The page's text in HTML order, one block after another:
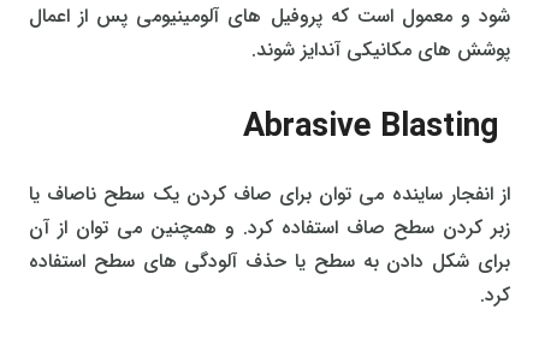
شود و معمول است که پروفیل های آلومینیومی پس از اعمال
پوشش های مکانیکی آندایز شوند.
Abrasive Blasting
از انفجار ساینده می توان برای صاف کردن یک سطح ناصاف یا
زبر کردن سطح صاف استفاده کرد. و همچنین می توان از آن
برای شکل دادن به سطح یا حذف آلودگی های سطح استفاده
کرد.